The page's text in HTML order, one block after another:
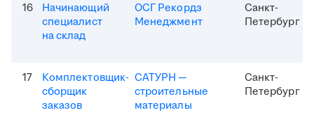
16
Начинающий
специалист
на склад
ОСГ Рекордз
Менеджмент
Санкт-
Петербург
17
Комплектовщик-
сборщик
заказов
САТУРН —
строительные
материалы
Санкт-
Петербург